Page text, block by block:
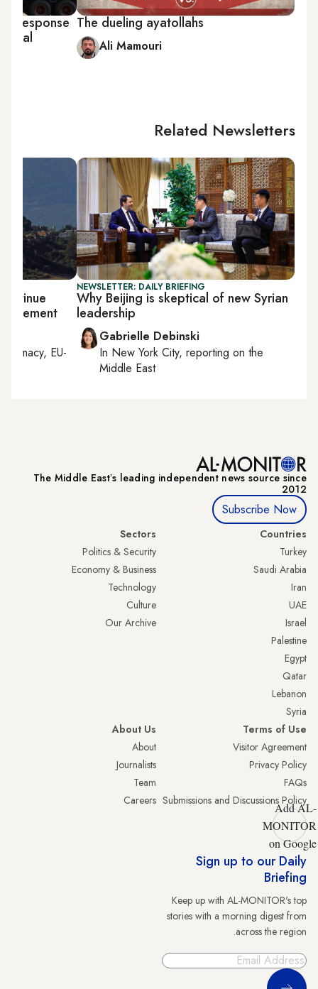
The dueling ayatollahs
Ali Mamouri
response
deal
Related Newsletters
NEWSLETTER: DAILY BRIEFING
Why Beijing is skeptical of new Syrian
leadership
Gabrielle Debinski
In New York City, reporting on the
Middle East
EU-
The Middle Eastʼs leading independent news source since
2012
Subscribe Now
Countries
Turkey
Saudi Arabia
Iran
UAE
Israel
Palestine
Egypt
Qatar
Lebanon
Syria
Sectors
Politics & Security
Economy & Business
Technology
Culture
Our Archive
Terms of Use
Visitor Agreement
Privacy Policy
FAQs
Submissions and Discussions Policy
About Us
About
Journalists
Team
Careers
Add AL-
MONITOR
on Google
Sign up to our Daily
Briefing
Keep up with AL-MONITOR's top
stories with a morning digest from
across the region.
Sign Up